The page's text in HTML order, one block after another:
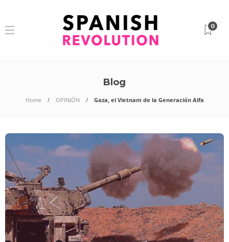
0
Blog
Home OPINIÓN Gaza, el Vietnam de la Generación Alfa